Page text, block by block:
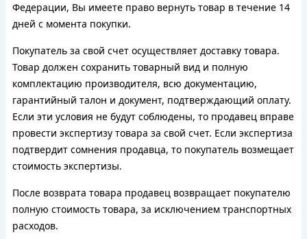
Федерации, Вы имеете право вернуть товар в течение 14
дней с момента покупки.
Покупатель за свой счет осуществляет доставку товара.
Товар должен сохранить товарный вид и полную
комплектацию производителя, всю документацию,
гарантийный талон и документ, подтверждающий оплату.
Если эти условия не будут соблюдены, то продавец вправе
провести экспертизу товара за свой счет. Если экспертиза
подтвердит сомнения продавца, то покупатель возмещает
стоимость экспертизы.
После возврата товара продавец возвращает покупателю
полную стоимость товара, за исключением транспортных
расходов.